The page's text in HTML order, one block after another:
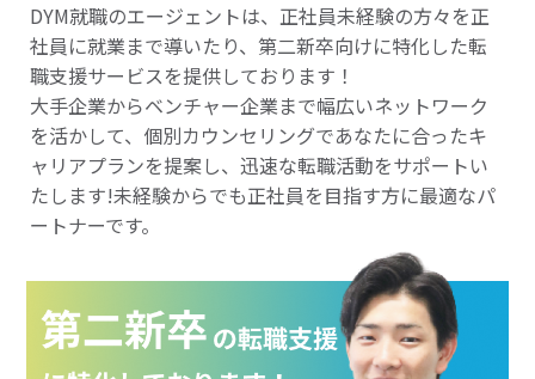
DYM就職のエージェントは、正社員未経験の方々を正
社員に就業まで導いたり、第二新卒向けに特化した転
職支援サービスを提供しております！
大手企業からベンチャー企業まで幅広いネットワーク
を活かして、個別カウンセリングであなたに合ったキ
ャリアプランを提案し、迅速な転職活動をサポートい
たします!未経験からでも正社員を目指す方に最適なパ
ートナーです。